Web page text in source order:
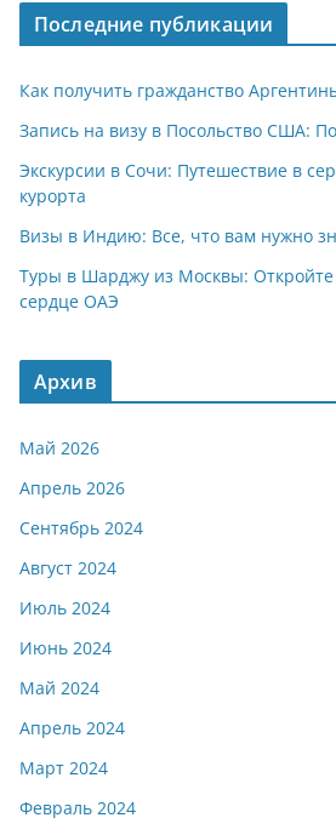
Последние публикации
Как получить гражданство
Запись на визу в Посольство США:
Экскурсии в Сочи: Путешествие в
курорта
Визы в Индию: Все, что вам нужно
Туры в Шарджу из Москвы: Откройте
сердце ОАЭ
Архив
Май 2026
Апрель 2026
Сентябрь 2024
Август 2024
Июль 2024
Июнь 2024
Май 2024
Апрель 2024
Март 2024
Февраль 2024